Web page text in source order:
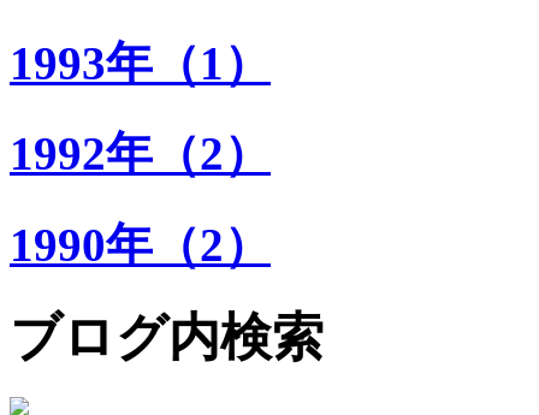
1993年（1）
1992年（2）
1990年（2）
ブログ内検索